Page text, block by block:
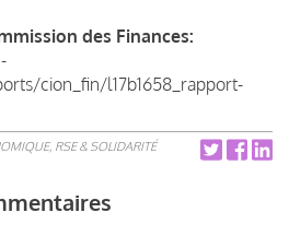
des Finances:
cion_fin/l17b1658_rapport-
RSE & SOLIDARITÉ